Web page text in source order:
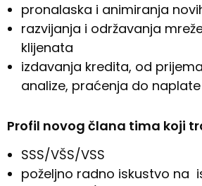
pronalaska i animiranja
razvijanja i održavanja
klijenata
izdavanja kredita, od
analize, praćenja do naplate
Profil novog člana tima koji
SSS/VŠS/VSS
poželjno radno iskustvo na